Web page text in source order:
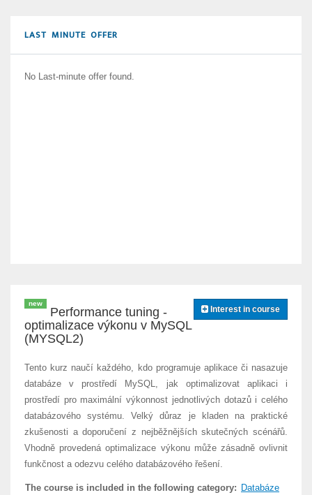
LAST MINUTE OFFER
No Last-minute offer found.
new
Interest in course
Performance tuning -
optimalizace výkonu v MySQL
(MYSQL2)
Tento kurz naučí každého, kdo programuje aplikace či nasazuje
databáze v prostředí MySQL, jak optimalizovat aplikaci i
prostředí pro maximální výkonnost jednotlivých dotazů i celého
databázového systému. Velký důraz je kladen na praktické
zkušenosti a doporučení z nejběžnějších skutečných scénářů.
Vhodně provedená optimalizace výkonu může zásadně ovlivnit
funkčnost a odezvu celého databázového řešení.
The course is included in the following category: Databáze